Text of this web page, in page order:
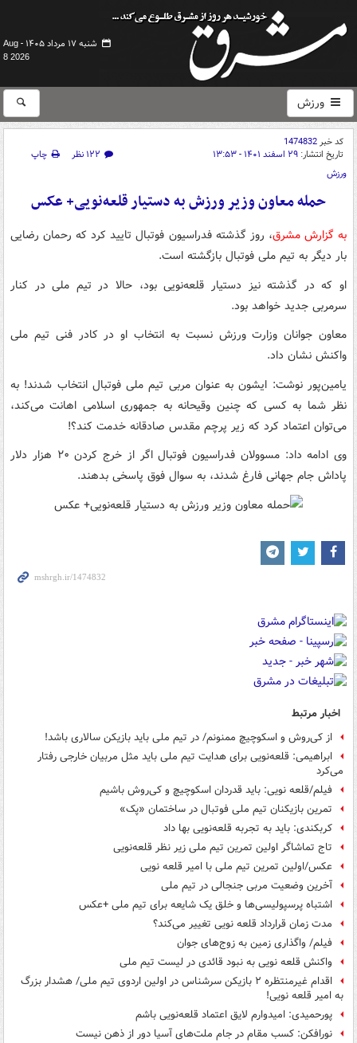
شنبه ۱۷ مرداد ۱۴۰۵ -
Aug
8 2026
ورزش
کد خبر1474832
تاریخ انتشار: ۲۹ اسفند ۱۴۰۱ - ۱۳:۵۳ ۱۲۲ نظر
چاپ
ورزش
حمله معاون وزیر ورزش به دستیار قلعه‌نویی+ عکس
به گزارش مشرق، روز گذشته فدراسیون فوتبال تایید کرد که رحمان رضایی
بار دیگر به تیم ملی فوتبال بازگشته است.
او که در گذشته نیز دستیار قلعه‌نویی بود، حالا در تیم ملی در کنار
سرمربی جدید خواهد بود.
معاون جوانان وزارت ورزش نسبت به انتخاب او در کادر فنی تیم ملی
واکنش نشان داد.
یامین‌پور نوشت: ایشون به عنوان مربی تیم ملی فوتبال انتخاب شدند! به
نظر شما به کسی که چنین وقیحانه به جمهوری اسلامی اهانت می‌کند،
می‌توان اعتماد کرد که زیر پرچم مقدس صادقانه خدمت کند؟!
وی ادامه داد: مسوولان فدراسیون فوتبال اگر از خرج کردن ۲۰ هزار دلار
پاداش جام جهانی فارغ شدند، به سوال فوق پاسخی بدهند.
اخبار مرتبط
از کی‌روش و اسکوچیچ ممنونم/ در تیم ملی باید بازیکن سالاری باشد!
ابراهیمی: قلعه‌نویی برای هدایت تیم ملی باید مثل مربیان خارجی رفتار
می‌کرد
فیلم/قلعه نویی: باید قدردان اسکوچیچ و کی‌روش باشیم
تمرین بازیکنان تیم ملی فوتبال در ساختمان «پک»
کربکندی: باید به تجربه قلعه‌نویی بها داد
تاج تماشاگر اولین تمرین تیم ملی زیر نظر قلعه‌نویی
عکس/اولین تمرین تیم ملی با امیر قلعه نویی
آخرین وضعیت مربی جنجالی در تیم ملی
اشتباه پرسپولیسی‌ها و خلق یک شایعه برای تیم ملی +عکس
مدت زمان قرارداد قلعه نویی تغییر می‌کند؟
فیلم/ واگذاری زمین به زوج‌های جوان
واکنش قلعه نویی به نبود قائدی در لیست تیم ملی
اقدام غیرمنتظره ۲ بازیکن سرشناس در اولین اردوی تیم ملی/ هشدار بزرگ
به امیر قلعه نویی!
پورحمیدی: امیدوارم لایق اعتماد قلعه‌نویی باشم
نورافکن: کسب مقام در جام ملت‌های آسیا دور از ذهن نیست